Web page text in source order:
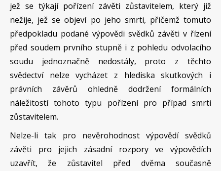
jež se týkají pořízení závěti zůstavitelem, který již
nežije, jež se objeví po jeho smrti, přičemž tomuto
předpokladu podané výpovědi svědků závěti v řízení
před soudem prvního stupně i z pohledu odvolacího
soudu jednoznačně nedostály, proto z těchto
svědectví nelze vycházet z hlediska skutkových i
právních závěrů ohledně dodržení formálních
náležitostí tohoto typu pořízení pro případ smrti
zůstavitelem.
Nelze-li tak pro nevěrohodnost výpovědí svědků
závěti pro jejich zásadní rozpory ve výpovědích
uzavřít, že zůstavitel před dvěma současně